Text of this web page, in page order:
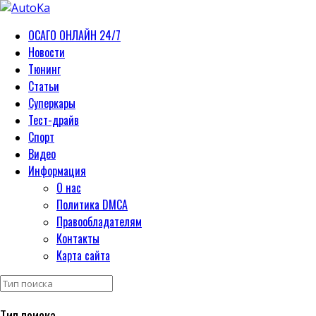
ОСАГО ОНЛАЙН 24/7
Новости
Тюнинг
Статьи
Суперкары
Тест-драйв
Спорт
Видео
Информация
О нас
Политика DMCA
Правообладателям
Контакты
Карта сайта